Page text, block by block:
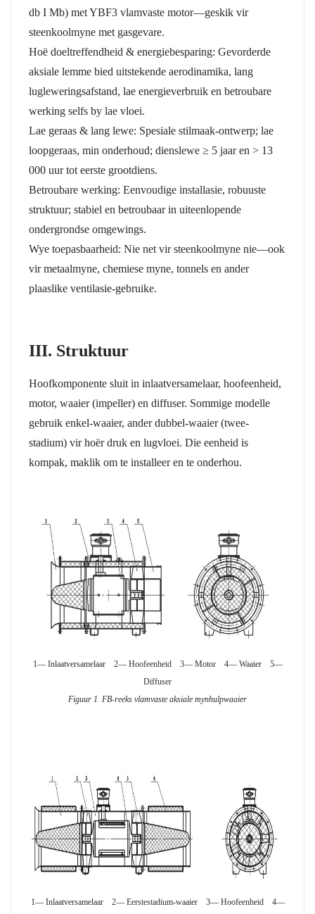
db I Mb) met YBF3 vlamvaste motor—geskik vir
steenkoolmyne met gasgevare.
Hoë doeltreffendheid & energiebesparing: Gevorderde
aksiale lemme bied uitstekende aerodinamika, lang
lugleweringsafstand, lae energieverbruik en betroubare
werking selfs by lae vloei.
Lae geraas & lang lewe: Spesiale stilmaak-ontwerp; lae
loopgeraas, min onderhoud; dienslewe ≥ 5 jaar en > 13
000 uur tot eerste grootdiens.
Betroubare werking: Eenvoudige installasie, robuuste
struktuur; stabiel en betroubaar in uiteenlopende
ondergrondse omgewings.
Wye toepasbaarheid: Nie net vir steenkoolmyne nie—ook
vir metaalmyne, chemiese myne, tonnels en ander
plaaslike ventilasie-gebruike.
III. Struktuur
Hoofkomponente sluit in inlaatversamelaar, hoofeenheid,
motor, waaier (impeller) en diffuser. Sommige modelle
gebruik enkel-waaier, ander dubbel-waaier (twee-
stadium) vir hoër druk en lugvloei. Die eenheid is
kompak, maklik om te installeer en te onderhou.
1— Inlaatversamelaar 2— Hoofeenheid 3— Motor 4— Waaier 5—
Diffuser
Figuur 1 FB-reeks vlamvaste aksiale mynhulpwaaier
1— Inlaatversamelaar 2— Eerstestadium-waaier 3— Hoofeenheid 4—